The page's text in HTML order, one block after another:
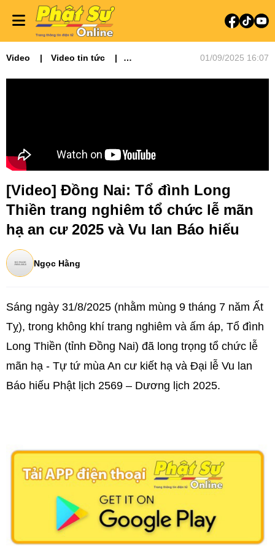
Video
Video tin tức
01/09/2025 16:07
[Video] Đồng Nai: Tổ đình Long
Thiền trang nghiêm tổ chức lễ mãn
hạ an cư 2025 và Vu lan Báo hiếu
Ngọc Hằng
Sáng ngày 31/8/2025 (nhằm mùng 9 tháng 7 năm Ất
Tỵ), trong không khí trang nghiêm và ấm áp, Tổ đình
Long Thiền (tỉnh Đồng Nai) đã long trọng tổ chức lễ
mãn hạ - Tự tứ mùa An cư kiết hạ và Đại lễ Vu lan
Báo hiếu Phật lịch 2569 – Dương lịch 2025.